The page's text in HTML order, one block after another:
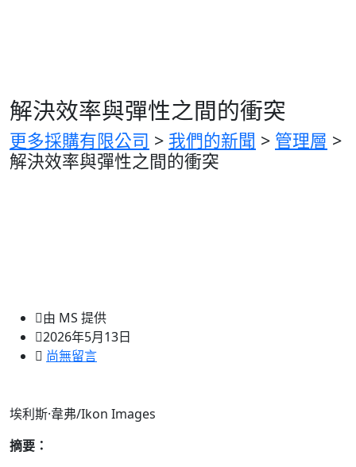
解決效率與彈性之間的衝突
更多採購有限公司 > 我們的新聞 > 管理層 >
解決效率與彈性之間的衝突
由 MS 提供
2026年5月13日
尚無留言
埃利斯·韋弗/Ikon Images
摘要：